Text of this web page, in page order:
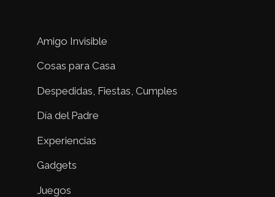
Amigo Invisible
Cosas para Casa
Despedidas, Fiestas, Cumples
Día del Padre
Experiencias
Gadgets
Juegos